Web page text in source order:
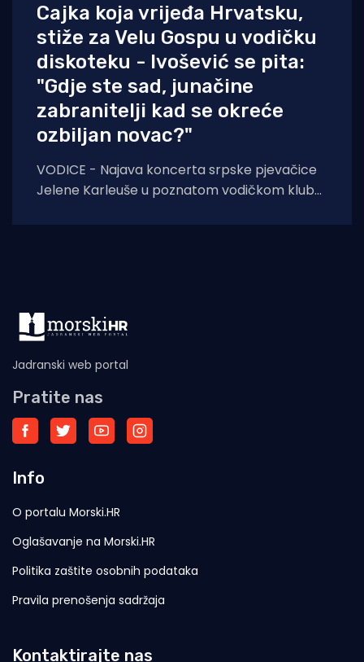
Cajka koja vrijeđa Hrvatsku,
stiže za Velu Gospu u vodičku
diskoteku - Ivošević se pita:
"Gdje ste sad, junačine
zabranitelji kad se okreće
ozbiljan novac?"
VODICE - Najava koncerta srpske pjevačice
Jelene Karleuše u poznatom vodičkom klubu
Jadranski web portal
Pratite nas
Info
O portalu Morski.HR
Oglašavanje na Morski.HR
Politika zaštite osobnih podataka
Pravila prenošenja sadržaja
Kontaktirajte nas